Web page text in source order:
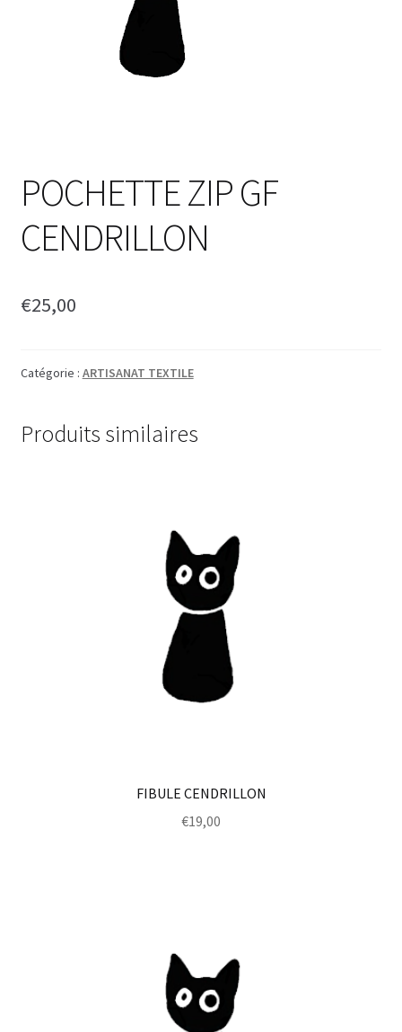
POCHETTE ZIP GF
CENDRILLON
€25,00
Catégorie : ARTISANAT TEXTILE
Produits similaires
FIBULE CENDRILLON
€19,00